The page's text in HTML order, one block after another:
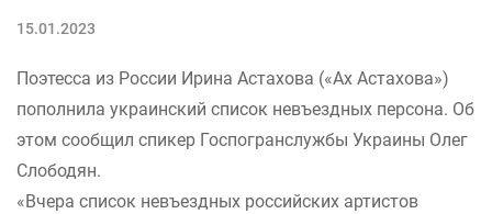
15.01.2023
Поэтесса из России Ирина Астахова («Ах Астахова»)
пополнила украинский список невъездных персона. Об
этом сообщил спикер Госпогранслужбы Украины Олег
Слободян.
«Вчера список невъездных российских артистов